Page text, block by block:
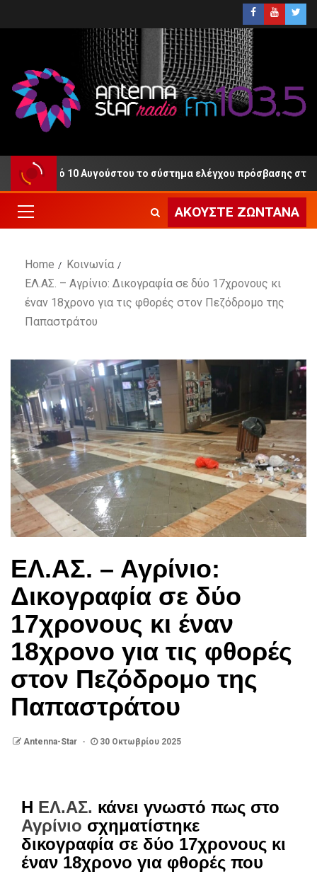
από 10 Αυγούστου το σύστημα ελέγχου πρόσβασης στους
ΑΚΟΎΣΤΕ ΖΩΝΤΑΝΆ
Home
Κοινωνία
ΕΛ.ΑΣ. – Αγρίνιο: Δικογραφία σε δύο 17χρονους κι
έναν 18χρονο για τις φθορές στον Πεζόδρομο της
Παπαστράτου
ΕΛ.ΑΣ. – Αγρίνιο:
Δικογραφία σε δύο
17χρονους κι έναν
18χρονο για τις φθορές
στον Πεζόδρομο της
Παπαστράτου
Antenna-Star 30 Οκτωβρίου 2025
Η ΕΛ.ΑΣ. κάνει γνωστό πως στο
Αγρίνιο σχηματίστηκε
δικογραφία σε δύο 17χρονους κι
έναν 18χρονο για φθορές που